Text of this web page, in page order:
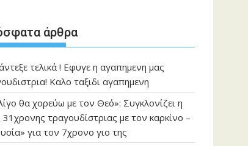
άρθρα
τελικά ! Εφυγε η αγαπημενη μας
Καλο ταξιδι αγαπημενη
θα χορεύω με τον Θεό»: Συγκλονίζει η
31χρονης τραγουδίστριας με τον καρκίνο –
για τον 7χρονο γιο της